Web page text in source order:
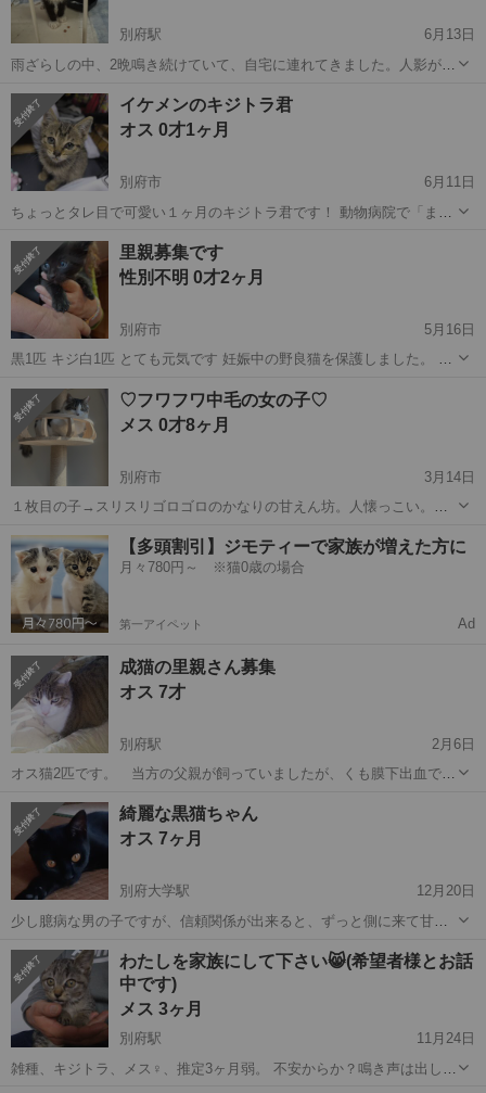
別府駅
6月13日
雨ざらしの中、2晩鳴き続けていて、自宅に連れてきました。人影が見
すので、甘えん坊だと思います( ◠‿◠ ) ずっとご飯も食べずにいたの
だと思いますが、よく食べ...
大分 別府市 甘えん坊
イケメンのキジトラ君
オス 0才1ヶ月
別府市
6月11日
ちょっとタレ目で可愛い１ヶ月のキジトラ君です！ 動物病院で「まだ
ないので、大きい音に少しオドオドはします。 ですが、威嚇したりは
無く玩具で遊んでくれますし...
大分 別府市 猫 キジトラ
里親募集です
性別不明 0才2ヶ月
別府市
5月16日
黒1匹 キジ白1匹 とても元気です 妊娠中の野良猫を保護しました。 4
譲渡時に必ずゲージとトイレと食器を準備して下さい。準備ができて
るか確認させ...
大分 別府市 ワクチン
♡フワフワ中毛の女の子♡
メス 0才8ヶ月
別府市
3月14日
１枚目の子→スリスリゴロゴロのかなりの甘えん坊。人懐っこい。抱
がチャームポイント。最初はちょっぴり人見知りするけど慣れたら甘
えてきます。遊ぶの大好き。 ...
大分 別府市 猫 姉妹
【多頭割引】ジモティーで家族が増えた方に
月々780円～ ※猫0歳の場合
第一アイペット Ad
成猫の里親さん募集
オス 7才
別府駅
2月6日
オス猫2匹です。 当方の父親が飼っていましたが、くも膜下出血で倒
はおとなしく控えめな性格であまり寄ってきませんが、もう片方は人
懐っこく付いて回ります。 食欲旺盛...
大分 別府市 別府駅
綺麗な黒猫ちゃん
オス 7ヶ月
別府大学駅
12月20日
少し臆病な男の子ですが、信頼関係が出来ると、ずっと側に来て甘え
って下さる方にお譲りしたいと思います。宜しくお願いします。
大分 別府市 別府大学駅 黒猫
わたしを家族にして下さい😸(希望者様とお話
中です)
メス 3ヶ月
別府駅
11月24日
雑種、キジトラ、メス♀、推定3ヶ月弱。 不安からか？鳴き声は出しま